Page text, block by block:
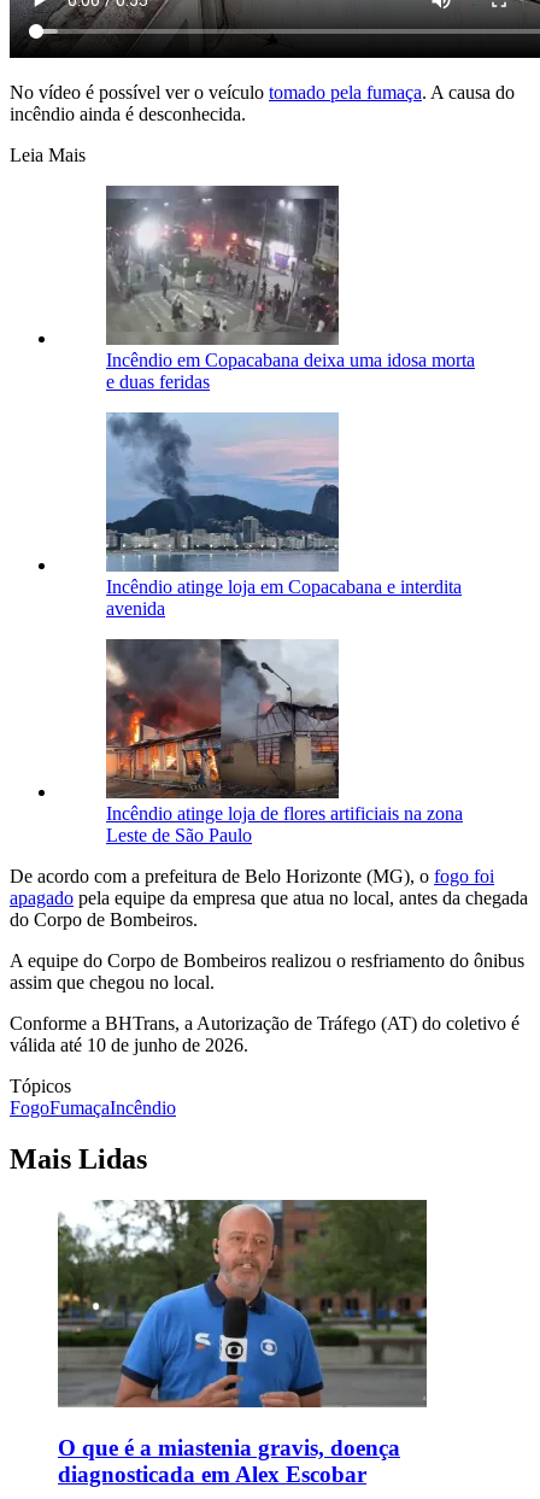
No vídeo é possível ver o veículo tomado pela fumaça. A causa do
incêndio ainda é desconhecida.
Leia Mais
Incêndio em Copacabana deixa uma idosa morta
e duas feridas
Incêndio atinge loja em Copacabana e interdita
avenida
Incêndio atinge loja de flores artificiais na zona
Leste de São Paulo
De acordo com a prefeitura de Belo Horizonte (MG), o fogo foi
apagado pela equipe da empresa que atua no local, antes da chegada
do Corpo de Bombeiros.
A equipe do Corpo de Bombeiros realizou o resfriamento do ônibus
assim que chegou no local.
Conforme a BHTrans, a Autorização de Tráfego (AT) do coletivo é
válida até 10 de junho de 2026.
Tópicos
FogoFumaçaIncêndio
Mais Lidas
O que é a miastenia gravis, doença
diagnosticada em Alex Escobar